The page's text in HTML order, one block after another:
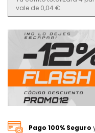
vale de 0,04 €.
Pago 100% Seguro